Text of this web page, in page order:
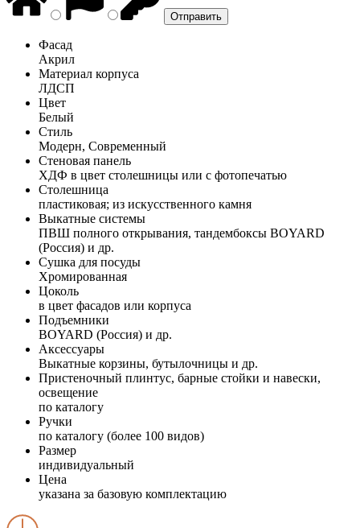
Фасад
Акрил
Материал корпуса
ЛДСП
Цвет
Белый
Стиль
Модерн, Современный
Стеновая панель
ХДФ в цвет столешницы или с фотопечатью
Столешница
пластиковая; из искусственного камня
Выкатные системы
ПВШ полного открывания, тандембоксы BOYARD
(Россия) и др.
Сушка для посуды
Хромированная
Цоколь
в цвет фасадов или корпуса
Подъемники
BOYARD (Россия) и др.
Аксессуары
Выкатные корзины, бутылочницы и др.
Пристеночный плинтус, барные стойки и навески,
освещение
по каталогу
Ручки
по каталогу (более 100 видов)
Размер
индивидуальный
Цена
указана за базовую комплектацию